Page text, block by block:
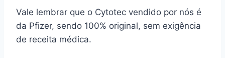
Vale lembrar que o Cytotec vendido por nós é
da Pfizer, sendo 100% original, sem exigência
de receita médica.